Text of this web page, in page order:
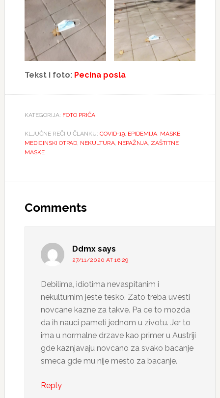
Tekst i foto: Pecina posla
KATEGORIJA: FOTO PRIĆA
KLJUČNE REČI U ČLANKU: COVID-19, EPIDEMIJA, MASKE,
MEDICINSKI OTPAD, NEKULTURA, NEPAŽNJA, ZAŠTITNE
MASKE
Interactions
Comments
Ddmx says
27/11/2020 AT 16:29
Debilima, idiotima nevaspitanim i
nekulturnim jeste tesko. Zato treba uvesti
novcane kazne za takve. Pa ce to mozda
da ih nauci pameti jednom u zivotu. Jer to
ima u normalne drzave kao primer u Austriji
gde kaznjavaju novcano za svako bacanje
smeca gde mu nije mesto za bacanje.
Reply